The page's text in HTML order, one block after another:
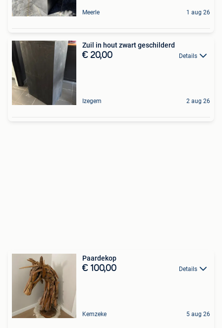
Meerle 1 aug 26
Zuil in hout zwart geschilderd
€ 20,00 Details
Izegem 2 aug 26
Paardekop
€ 100,00 Details
Kemzeke 5 aug 26